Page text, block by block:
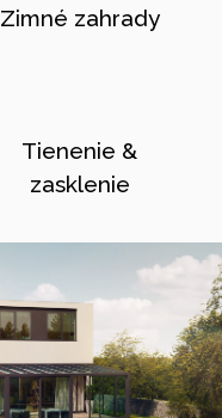
Zimné zahrady
Tienenie &
zasklenie